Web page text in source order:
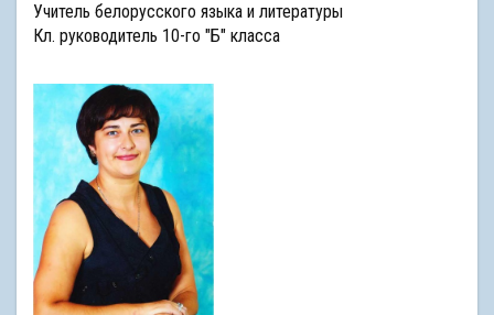
Учитель белорусского языка и литературы
Кл. руководитель 10-го "Б" класса